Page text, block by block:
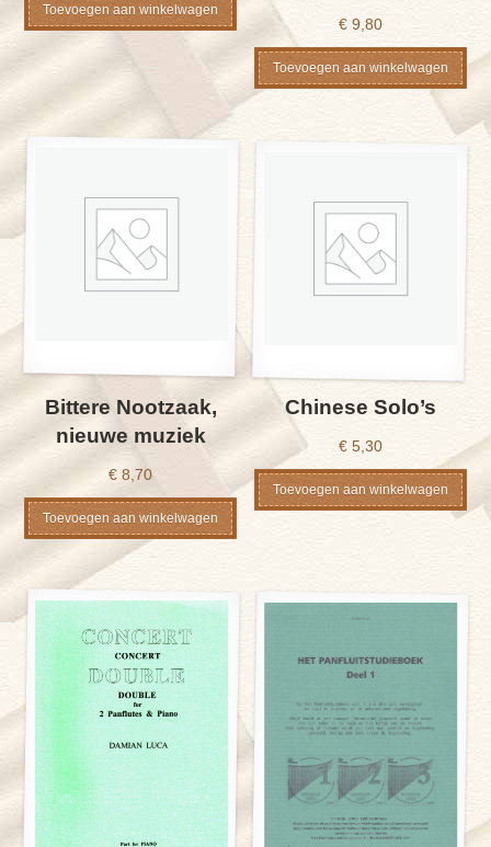
Toevoegen aan winkelwagen
€9,80
Toevoegen aan winkelwagen
Bittere Nootzaak,
nieuwe muziek
€ 8,70
Toevoegen aan winkelwagen
Chinese Solo’s
€5,30
Toevoegen aan winkelwagen